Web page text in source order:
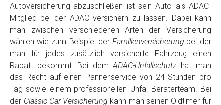
Autoversicherung abzuschließen ist sein Auto als ADAC-
Mitglied bei der ADAC versichern zu lassen. Dabei kann
man zwischen verschiedenen Arten der Versicherung
wählen wie zum Beispiel der Familienversicherung bei der
man für jedes zusätzlich versicherte Fahrzeug einen
Rabatt bekommt. Bei demADAC-Unfallschutzhat man
das Recht auf einen Pannenservice von 24 Stunden pro
Tag sowie einem professionellen Unfall-Beraterteam. Bei
der Classic-Car Versicherung kann man seinen Oldtimer für